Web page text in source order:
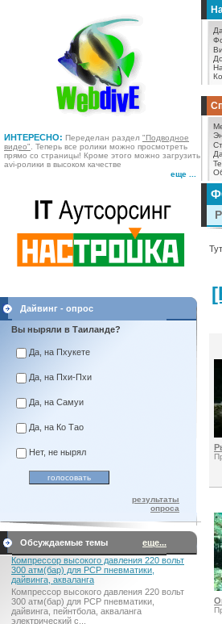
ИНТЕРЕСНО: Переделан раздел "Подводное
видео" . Теперь все ролики можно просмотреть
прямо со страницы! Кроме этого можно загрузить
avi-ролики в высоком качестве
еще ...
Дайвинг - опрос
Вы ныряли в Таиланде?
Да, на Пхукете
Да, на Пхи-Пхи
Да, на Самуи
Да, на Ко Тао
Нет, не нырял
результаты
опроса
Обсуждаемые темы
еще...
Компрессор высокого давления 220 вольт
300 атм(бар) для PCP пневматики,
дайвинга, акваланга
Компрессор высокого давления 220 вольт
300 атм(бар) для PCP пневматики,
дайвинга, пейнтбола, акваланга
электрический c...